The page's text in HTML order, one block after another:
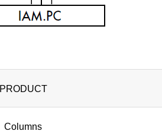
PRODUCT
Columns